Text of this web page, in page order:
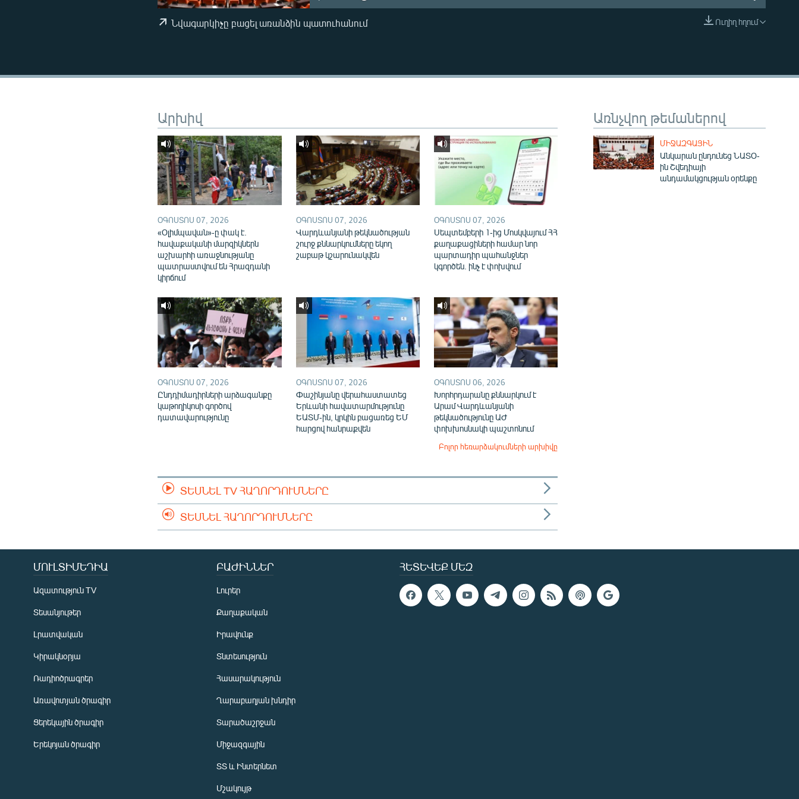
EMBED
Ուղիղ հղում
Նվագարկիչը բացել առանձին պատուհանում
Առնչվող թեմաներով
ՄԻՋԱԶԳԱՅԻՆ
Անկարան ընդունեց ՆԱՏՕ-
ին Շվեդիայի
անդամակցության օրենքը
Արխիվ
ՕԳՈՍՏՈՍ 07, 2026
«Օլիմպավան»-ը փակ է.
հավաքականի մարզիկներն
աշխարհի առաջնությանը
պատրաստվում են Հրազդանի
կիրճում
ՕԳՈՍՏՈՍ 07, 2026
Վարդևանյանի թեկնածության
շուրջ քննարկումները եկող
շաբաթ կշարունակվեն
ՕԳՈՍՏՈՍ 07, 2026
Սեպտեմբերի 1-ից Մոսկվայում ՀՀ
քաղաքացիների համար նոր
պարտադիր պահանջներ
կգործեն. ինչ է փոխվում
ՕԳՈՍՏՈՍ 07, 2026
Ընդդիմադիրների արձագանքը
կաթողիկոսի գործով
դատավարությունը
ՕԳՈՍՏՈՍ 07, 2026
Փաշինյանը վերահաստատեց
Երևանի հավատարմությունը
ԵԱՏՄ-ին, կրկին բացառեց ԵՄ
հարցով հանրաքվեն
ՕԳՈՍՏՈՍ 06, 2026
Խորհրդարանը քննարկում է
Արամ Վարդևանյանի
թեկնածությունը ԱԺ
փոխխոսնակի պաշտոնում
Բոլոր հեռարձակումների արխիվը
ՏԵՍՆԵԼ TV ՀԱՂՈՐԴՈՒՄՆԵՐԸ
ՏԵՍՆԵԼ ՀԱՂՈՐԴՈՒՄՆԵՐԸ
ՀԵՏԵՎԵՔ ՄԵԶ
ՄՈՒԼՏԻՄԵԴԻԱ
Ազատություն TV
Տեսանյութեր
Լրատվական
Կիրակնօրյա
Ռադիոծրագրեր
Առավոտյան ծրագիր
Ցերեկային ծրագիր
Երեկոյան ծրագիր
ԲԱԺԻՆՆԵՐ
Լուրեր
Քաղաքական
Իրավունք
Տնտեսություն
Հասարակություն
Ղարաբաղյան խնդիր
Տարածաշրջան
Միջազգային
ՏՏ և Ինտերնետ
Մշակույթ